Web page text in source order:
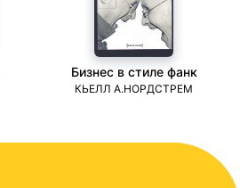
Бизнес в стиле фанк
КЬЕЛЛ А.НОРДСТРЕМ